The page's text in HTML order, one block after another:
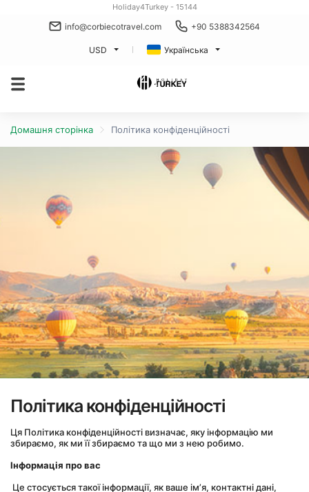
Holiday4Turkey - 15144
info@corbiecotravel.com +90 5388342564
USD Українська
Домашня сторінка Політика конфіденційності
Політика конфіденційності
Ця Політика конфіденційності визначає, яку інформацію ми
збираємо, як ми її збираємо та що ми з нею робимо.
Інформація про вас